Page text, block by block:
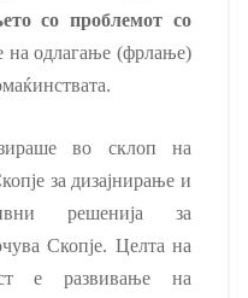
со проблемот со
на одлагање (фрлање)
во склоп на
за дизајнирање и
решенија за
Скопје. Целта на
е развивање на